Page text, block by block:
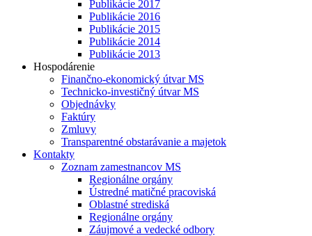
Publikácie 2017
Publikácie 2016
Publikácie 2015
Publikácie 2014
Publikácie 2013
Hospodárenie
Finančno-ekonomický útvar MS
Technicko-investičný útvar MS
Objednávky
Faktúry
Zmluvy
Transparentné obstarávanie a majetok
Kontakty
Zoznam zamestnancov MS
Regionálne orgány
Ústredné matičné pracoviská
Oblastné strediská
Regionálne orgány
Záujmové a vedecké odbory